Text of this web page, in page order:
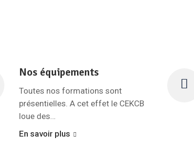
Nos équipements
Toutes nos formations sont
présentielles. A cet effet le CEKCB
loue des…
En savoir plus